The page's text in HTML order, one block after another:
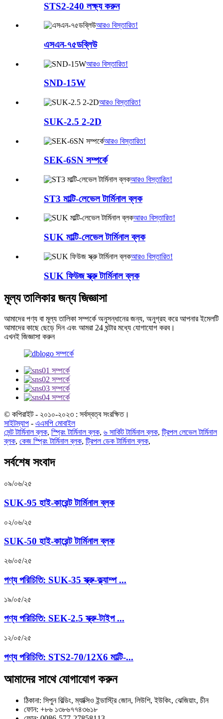
STS2-240 লক্ষ্য করুন
আরও বিস্তারিত!
এসএন-৭৫ডব্লিউ
আরও বিস্তারিত!
SND-15W
আরও বিস্তারিত!
SUK-2.5 2-2D
আরও বিস্তারিত!
SEK-6SN সম্পর্কে
আরও বিস্তারিত!
ST3 মাল্টি-লেভেল টার্মিনাল ব্লক
আরও বিস্তারিত!
SUK মাল্টি-লেভেল টার্মিনাল ব্লক
আরও বিস্তারিত!
SUK ফিউজ স্ক্রু টার্মিনাল ব্লক
মূল্য তালিকার জন্য জিজ্ঞাসা
আমাদের পণ্য বা মূল্য তালিকা সম্পর্কে অনুসন্ধানের জন্য, অনুগ্রহ করে আপনার ইমেলটি
আমাদের কাছে ছেড়ে দিন এবং আমরা 24 ঘন্টার মধ্যে যোগাযোগ করব।
এখনই জিজ্ঞাসা করুন
© কপিরাইট - ২০১০-২০২৩ : সর্বস্বত্ব সংরক্ষিত।
সাইটম্যাপ - এএমপি মোবাইল
সেন্ট টার্মিনাল ব্লক, স্প্রিং টার্মিনাল ব্লক, ৬ সার্কিট টার্মিনাল ব্লক, ট্রিপল লেভেল টার্মিনাল
ব্লক, কেজ স্প্রিং টার্মিনাল ব্লক, ট্রিপল ডেক টার্মিনাল ব্লক,
সর্বশেষ সংবাদ
০৯/০৬/২৫
SUK-95 হাই-কারেন্ট টার্মিনাল ব্লক
০২/০৬/২৫
SUK-50 হাই-কারেন্ট টার্মিনাল ব্লক
২৬/০৫/২৫
পণ্য পরিচিতি: SUK-35 স্ক্রু-ক্ল্যাম্প ...
১৯/০৫/২৫
পণ্য পরিচিতি: SEK-2.5 স্ক্রু-টাইপ ...
১২/০৫/২৫
পণ্য পরিচিতি: STS2-70/12X6 মাল্টি-...
আমাদের সাথে যোগাযোগ করুন
ঠিকানা: সিপুন বিল্ডিং, ম্যাক্সিও ইন্ডাস্ট্রি জোন, লিউশি, ইউকিং, ঝেজিয়াং, চীন
ফোন: +৮৬ ১৩৮৬৭৭৪৩৬১৮